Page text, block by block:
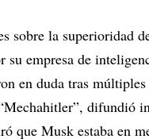
sobre la superioridad
su empresa de
en duda tras
difundió
que Musk estaba en